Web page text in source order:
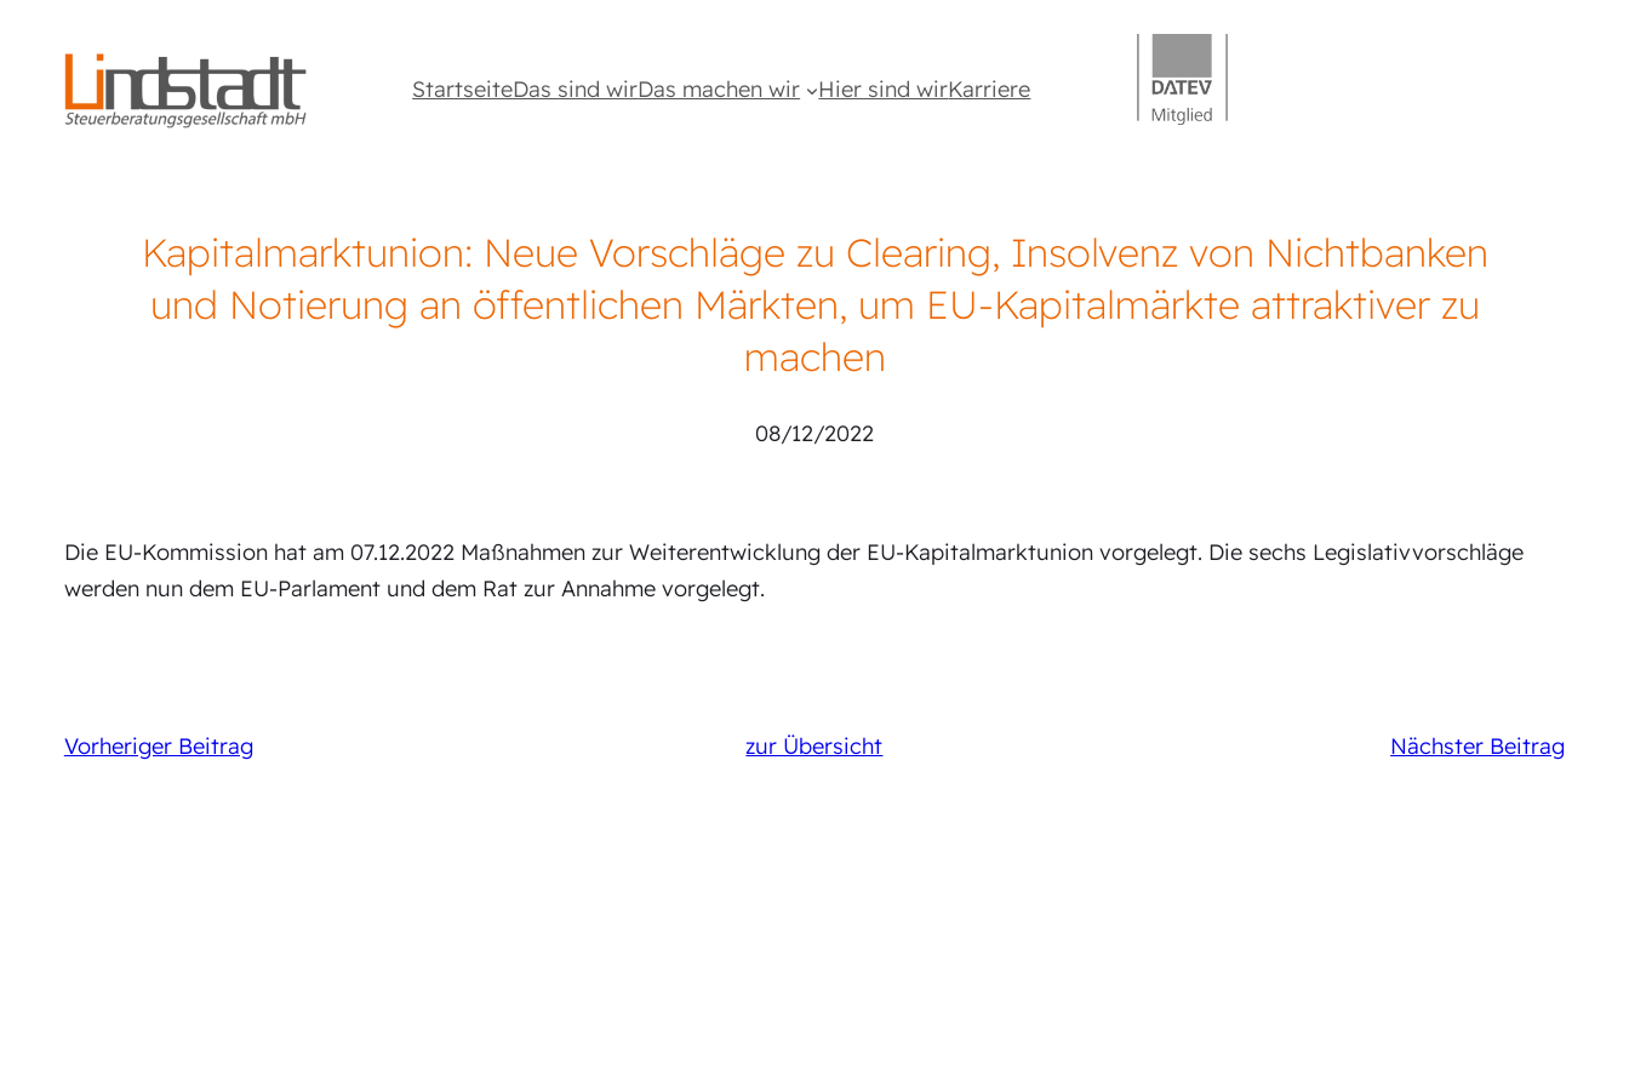
StartseiteDas sind wirDas machen wir Hier sind wirKarriere
Kapitalmarktunion: Neue Vorschläge zu Clearing, Insolvenz von Nichtbanken
und Notierung an öffentlichen Märkten, um EU-Kapitalmärkte attraktiver zu
machen
08/12/2022
Die EU-Kommission hat am 07.12.2022 Maßnahmen zur Weiterentwicklung der EU-Kapitalmarktunion vorgelegt. Die sechs Legislativvorschläge
werden nun dem EU-Parlament und dem Rat zur Annahme vorgelegt.
Vorheriger Beitrag zur Übersicht Nächster Beitrag